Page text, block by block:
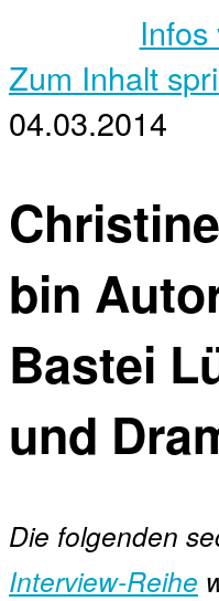
Infos
Zum Inhalt
04.03.2014
bin
Bastei
und
Die folgenden
Interview-Reihe